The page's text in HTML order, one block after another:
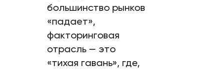
большинство рынков
«падает»,
факторинговая
отрасль — это
«тихая гавань», где,